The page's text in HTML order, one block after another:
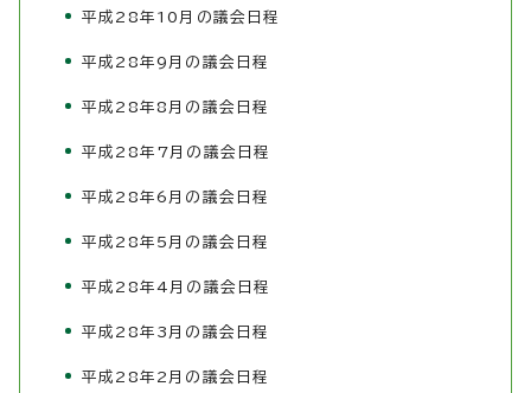
平成28年10月の議会日程
平成28年9月の議会日程
平成28年8月の議会日程
平成28年7月の議会日程
平成28年6月の議会日程
平成28年5月の議会日程
平成28年4月の議会日程
平成28年3月の議会日程
平成28年2月の議会日程